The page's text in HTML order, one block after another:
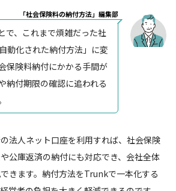
「社会保険料の納付方法」編集部
で、これまで煩雑だった社
動化された納付方法」に変
保険料納付にかかる手間が
納付期限の確認に追われる
法人ネット口座を利用すれば、社会保険
公庫返済の納付にも対応でき、会社全体
きます。納付方法をTrunkで一本化する